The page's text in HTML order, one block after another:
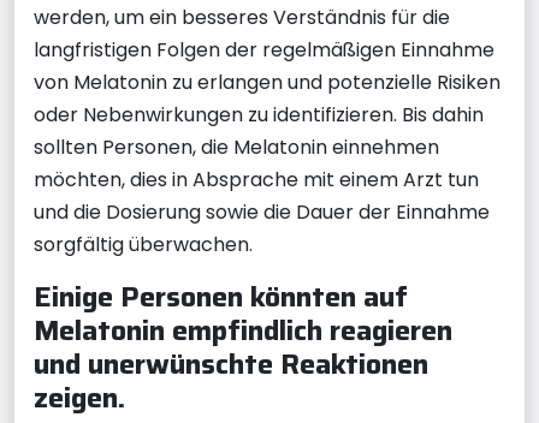
werden, um ein besseres Verständnis für die
langfristigen Folgen der regelmäßigen Einnahme
von Melatonin zu erlangen und potenzielle Risiken
oder Nebenwirkungen zu identifizieren. Bis dahin
sollten Personen, die Melatonin einnehmen
möchten, dies in Absprache mit einem Arzt tun
und die Dosierung sowie die Dauer der Einnahme
sorgfältig überwachen.
Einige Personen könnten auf
Melatonin empfindlich reagieren
und unerwünschte Reaktionen
zeigen.